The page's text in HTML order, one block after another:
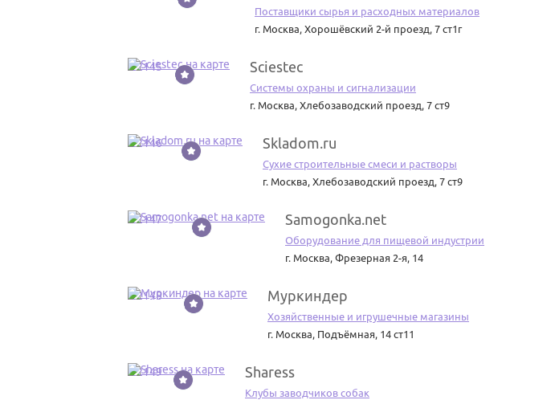
Поставщики сырья и расходных материалов
г. Москва, Хорошёвский 2-й проезд, 7 ст1г
22145 Sciestec
Системы охраны и сигнализации
г. Москва, Хлебозаводский проезд, 7 ст9
22146 Skladom.ru
Сухие строительные смеси и растворы
г. Москва, Хлебозаводский проезд, 7 ст9
22147 Samogonka.net
Оборудование для пищевой индустрии
г. Москва, Фрезерная 2-я, 14
22148 Муркиндер
Хозяйственные и игрушечные магазины
г. Москва, Подъёмная, 14 ст11
22149 Sharess
Клубы заводчиков собак